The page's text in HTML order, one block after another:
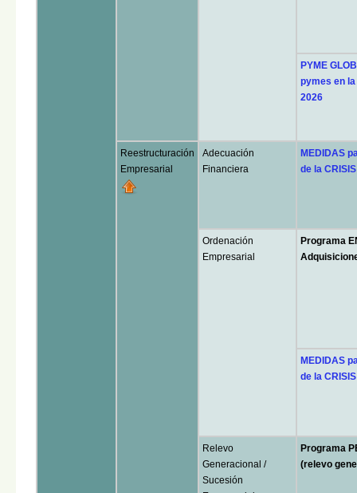
PYME
pymes en
2026
Reestructuración
Empresarial
Adecuación
Financiera
MEDIDAS
de la
Ordenación
Empresarial
Programa
MEDIDAS
de la
Relevo
Generacional /
Sucesión
Programa
(relevo